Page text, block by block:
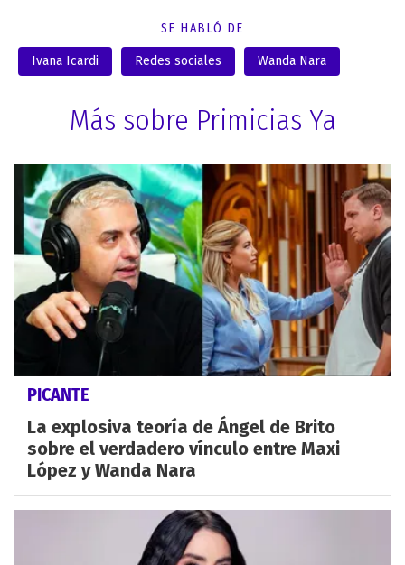
SE HABLÓ DE
Ivana Icardi Redes sociales Wanda Nara
Más sobre Primicias Ya
PICANTE
La explosiva teoría de Ángel de Brito
sobre el verdadero vínculo entre Maxi
López y Wanda Nara